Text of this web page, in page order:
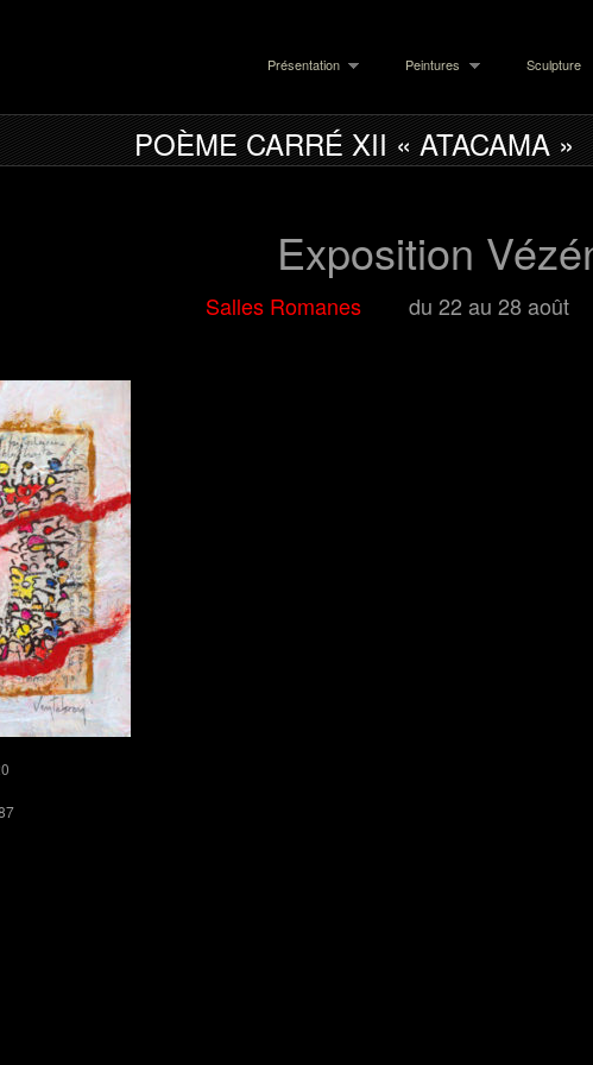
Présentation Peintures Sculpture
POÈME CARRÉ XII « ATACAMA »
Romanes du 22 au 28 août